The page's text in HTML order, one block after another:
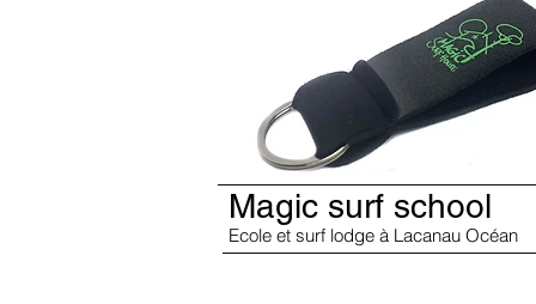
Magic surf school
Ecole et surf lodge à Lacanau Océan